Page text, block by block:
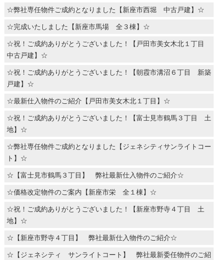
☆弊社専任物件ご成約となりました【新座市西堀 中古戸建】☆
☆完成いたしました【新座市馬場 全３棟】☆
☆祝！ご成約ありがとうございました！【戸田市美女木北１丁目
中古戸建】☆
☆祝！ご成約ありがとうございました！【朝霞市溝沼６丁目 新築
戸建】☆
☆最新仕入物件のご紹介【戸田市美女木北１丁目】☆
☆祝！ご成約ありがとうございました！【富士見市鶴馬３丁目 土
地】☆
☆弊社専任物件ご成約となりました【ジェネシティサンライトコー
ト】☆
☆【富士見市鶴馬３丁目】 弊社最新仕入物件のご紹介☆
☆価格改定物件のご案内【新座市栄 全１棟】☆
☆祝！ご成約ありがとうございました！【新座市野寺４丁目 土
地】☆
☆【新座市野寺４丁目】 弊社最新仕入物件のご紹介☆
☆【ジェネシティ サンライトコート】 弊社最新委任物件のご紹